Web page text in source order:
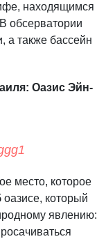
находящимся
обсерватории
а также бассейн
Оазис Эйн-
место, которое
который
явлению: